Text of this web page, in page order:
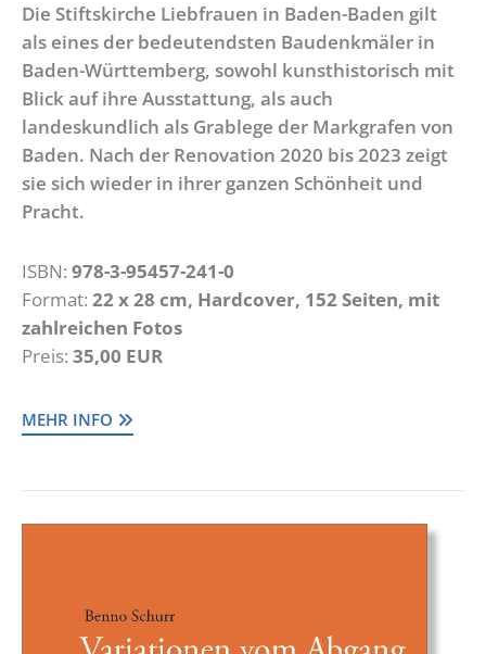
Die Stiftskirche Liebfrauen in Baden-Baden gilt
als eines der bedeutendsten Baudenkmäler in
Baden-Württemberg, sowohl kunsthistorisch mit
Blick auf ihre Ausstattung, als auch
landeskundlich als Grablege der Markgrafen von
Baden. Nach der Renovation 2020 bis 2023 zeigt
sie sich wieder in ihrer ganzen Schönheit und
Pracht.
ISBN: 978-3-95457-241-0
Format: 22 x 28 cm, Hardcover, 152 Seiten, mit
zahlreichen Fotos
Preis: 35,00 EUR
MEHR INFO